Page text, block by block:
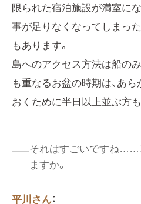
限られた宿泊施設が満室に
事が足りなくなってしまっ
もあります。
島へのアクセス方法は船の
も重なるお盆の時期は、あ
おくために半日以上並ぶ方も
それはすごいですね……
ますか。
平川さん：